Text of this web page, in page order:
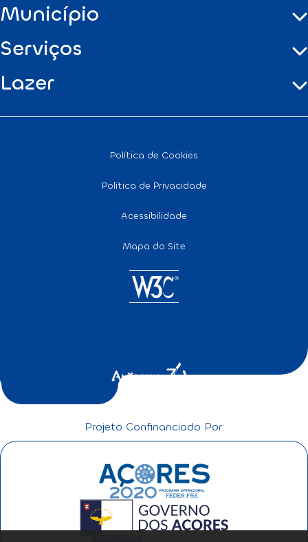
Município
Serviços
Lazer
Política de Cookies
Política de Privacidade
Acessibilidade
Mapa do Site
Projeto Confinanciado Por: